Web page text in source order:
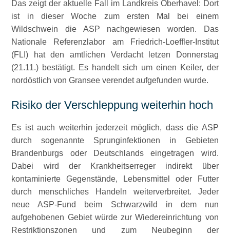
Das zeigt der aktuelle Fall im Landkreis Oberhavel: Dort
ist in dieser Woche zum ersten Mal bei einem
Wildschwein die ASP nachgewiesen worden. Das
Nationale Referenzlabor am Friedrich-Loeffler-Institut
(FLI) hat den amtlichen Verdacht letzen Donnerstag
(21.11.) bestätigt. Es handelt sich um einen Keiler, der
nordöstlich von Gransee verendet aufgefunden wurde.
Risiko der Verschleppung weiterhin hoch
Es ist auch weiterhin jederzeit möglich, dass die ASP
durch sogenannte Sprunginfektionen in Gebieten
Brandenburgs oder Deutschlands eingetragen wird.
Dabei wird der Krankheitserreger indirekt über
kontaminierte Gegenstände, Lebensmittel oder Futter
durch menschliches Handeln weiterverbreitet. Jeder
neue ASP-Fund beim Schwarzwild in dem nun
aufgehobenen Gebiet würde zur Wiedereinrichtung von
Restriktionszonen und zum Neubeginn der